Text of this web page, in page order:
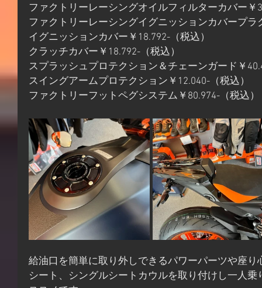
ファクトリーレーシングオイルフィルターカバー￥
ファクトリーレーシングイグニッションカバープラ
イグニッションカバー￥18.792-（税込）
クラッチカバー￥18.792-（税込）
スプラッシュプロテクション＆チェーンガード￥
スイングアームプロテクション￥12.040-（税込）
ファクトリーフットペグシステム￥80.974-（税込）
給油口を簡単に取り外しできるパワーパーツや座
シート、シングルシートカウルを取り付けし一人